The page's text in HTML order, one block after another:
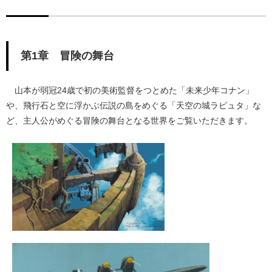
第1章 冒険の舞台
山本が弱冠24歳で初の美術監督をつとめた「未来少年コナン」
や、飛行石と空に浮かぶ伝説の島をめぐる「天空の城ラピュタ」な
ど、主人公がめぐる冒険の舞台となる世界をご覧いただきます。